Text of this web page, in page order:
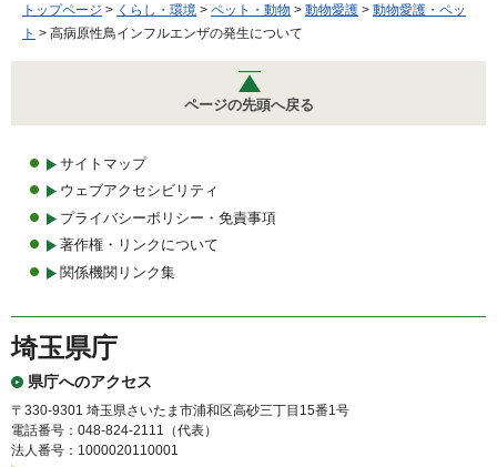
トップページ > くらし・環境 > ペット・動物 > 動物愛護 > 動物愛護・ペッ
ト > 高病原性鳥インフルエンザの発生について
ページの先頭へ戻る
サイトマップ
ウェブアクセシビリティ
プライバシーポリシー・免責事項
著作権・リンクについて
関係機関リンク集
埼玉県庁
県庁へのアクセス
〒330-9301 埼玉県さいたま市浦和区高砂三丁目15番1号
電話番号：048-824-2111（代表）
法人番号：1000020110001